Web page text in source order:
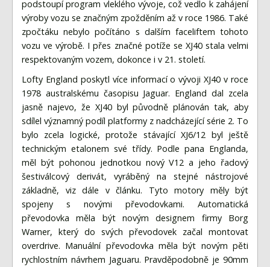
podstoupí program vleklého vývoje, což vedlo k zahájení
výroby vozu se značným zpožděním až v roce 1986. Také
zpočtáku nebylo počítáno s dalším faceliftem tohoto
vozu ve výrobě. I přes značné potíže se XJ40 stala velmi
respektovaným vozem, dokonce i v 21. století.
Lofty England poskytl více informací o vývoji XJ40 v roce
1978 australskému časopisu Jaguar. England dal zcela
jasně najevo, že XJ40 byl původně plánován tak, aby
sdílel významný podíl platformy z nadcházející série 2. To
bylo zcela logické, protože stávající XJ6/12 byl ještě
technickým etalonem své třídy. Podle pana Englanda,
měl být pohonou jednotkou nový V12 a jeho řadový
šestiválcový derivát, vyráběný na stejné nástrojové
základně, viz dále v článku. Tyto motory měly být
spojeny s novými převodovkami. Automatická
převodovka měla být novým designem firmy Borg
Warner, který do svých převodovek začal montovat
overdrive. Manuální převodovka měla být novým pěti
rychlostním návrhem Jaguaru. Pravděpodobně je 90mm